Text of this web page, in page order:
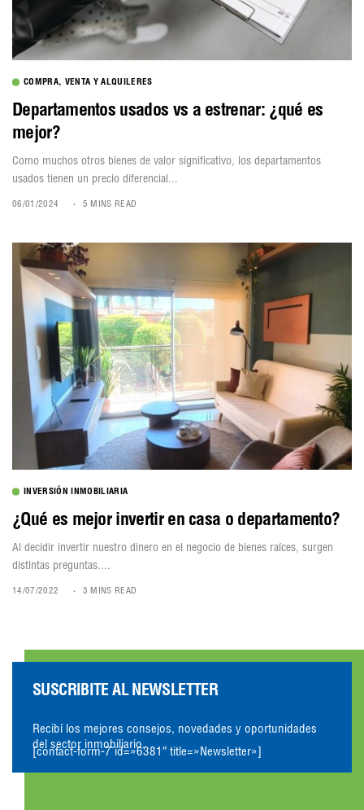
COMPRA, VENTA Y ALQUILERES
Departamentos usados vs a estrenar: ¿qué es
mejor?
Como muchos otros bienes de valor significativo, los departamentos
usados tienen un precio diferencial...
06/01/2024 5 MINS READ
INVERSIÓN INMOBILIARIA
¿Qué es mejor invertir en casa o departamento?
Al decidir invertir nuestro dinero en el negocio de bienes raíces, surgen
distintas preguntas....
14/07/2022 3 MINS READ
SUSCRIBITE AL NEWSLETTER
Recibí los mejores consejos, novedades y oportunidades
del sector inmobiliario.
[contact-form-7 id=»6381″ title=»Newsletter»]